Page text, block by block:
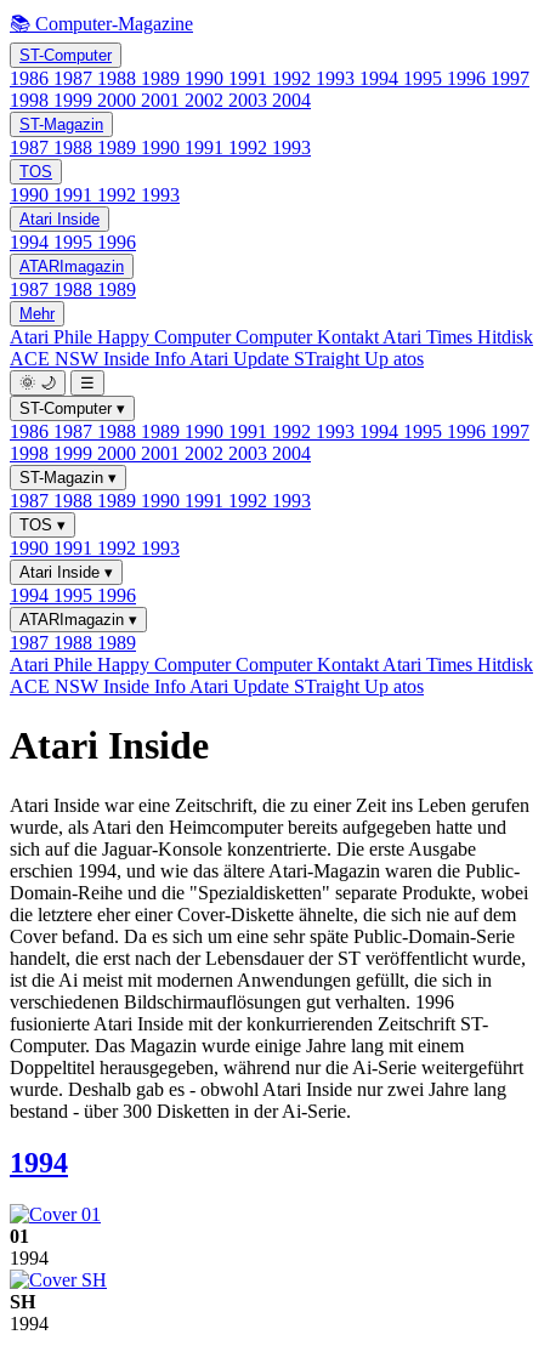
📚 Computer-Magazine
ST-Computer
1986 1987 1988 1989 1990 1991 1992 1993 1994 1995 1996 1997
1998 1999 2000 2001 2002 2003 2004
ST-Magazin
1987 1988 1989 1990 1991 1992 1993
TOS
1990 1991 1992 1993
Atari Inside
1994 1995 1996
ATARImagazin
1987 1988 1989
Mehr
Atari Phile Happy ComputerComputer Kontakt Atari Times Hitdisk
ACE NSW Inside Info Atari Update STraight Up atos
🌞 🌙
☰
ST-Computer ▾
1986 1987 1988 1989 1990 1991 1992 1993 1994 1995 1996 1997
1998 1999 2000 2001 2002 2003 2004
ST-Magazin ▾
1987 1988 1989 1990 1991 1992 1993
TOS ▾
1990 1991 1992 1993
Atari Inside ▾
1994 1995 1996
ATARImagazin ▾
1987 1988 1989
Atari Phile Happy ComputerComputer Kontakt Atari Times Hitdisk
ACE NSW Inside Info Atari Update STraight Up atos
Atari Inside
Atari Inside war eine Zeitschrift, die zu einer Zeit ins Leben gerufen
wurde, als Atari den Heimcomputer bereits aufgegeben hatte und
sich auf die Jaguar-Konsole konzentrierte. Die erste Ausgabe
erschien 1994, und wie das ältere Atari-Magazin waren die Public-
Domain-Reihe und die "Spezialdisketten" separate Produkte, wobei
die letztere eher einer Cover-Diskette ähnelte, die sich nie auf dem
Cover befand. Da es sich um eine sehr späte Public-Domain-Serie
handelt, die erst nach der Lebensdauer der ST veröffentlicht wurde,
ist die Ai meist mit modernen Anwendungen gefüllt, die sich in
verschiedenen Bildschirmauflösungen gut verhalten. 1996
fusionierte Atari Inside mit der konkurrierenden Zeitschrift ST-
Computer. Das Magazin wurde einige Jahre lang mit einem
Doppeltitel herausgegeben, während nur die Ai-Serie weitergeführt
wurde. Deshalb gab es - obwohl Atari Inside nur zwei Jahre lang
bestand - über 300 Disketten in der Ai-Serie.
1994
01
1994
SH
1994